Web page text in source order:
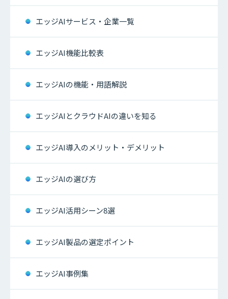
エッジAIサービス・企業一覧
エッジAI機能比較表
エッジAIの機能・用語解説
エッジAIとクラウドAIの違いを知る
エッジAI導入のメリット・デメリット
エッジAIの選び方
エッジAI活用シーン8選
エッジAI製品の選定ポイント
エッジAI事例集